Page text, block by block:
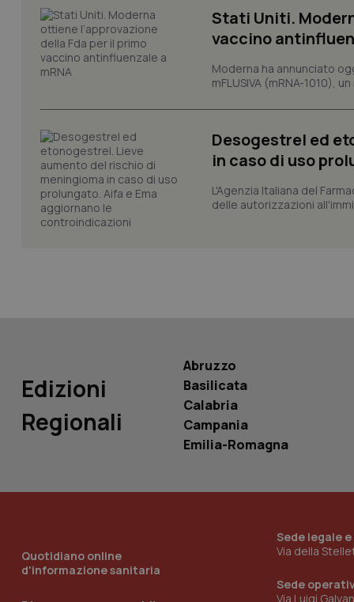
Stati Uniti.
vaccino
Moderna ha annunciato
mFLUSIVA (mRNA-1010),
Desogestrel ed
in caso di uso
L'Agenzia Italiana del
delle autorizzazioni
Edizioni
Regionali
Abruzzo
Basilicata
Calabria
Campania
Emilia-Romagna
Quotidiano online
d'informazione sanitaria
Sede legale
Via della
Sede
Via Luigi
CookieScriptConsent
tracking-sites-
tracking-enable
session-id
_ga
Nome
__Secure-YNID